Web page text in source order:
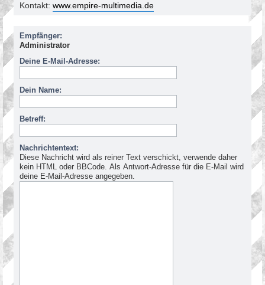
Kontakt: www.empire-multimedia.de
Empfänger:
Administrator
Deine E-Mail-Adresse:
Dein Name:
Betreff:
Nachrichtentext:
Diese Nachricht wird als reiner Text verschickt, verwende daher
kein HTML oder BBCode. Als Antwort-Adresse für die E-Mail wird
deine E-Mail-Adresse angegeben.